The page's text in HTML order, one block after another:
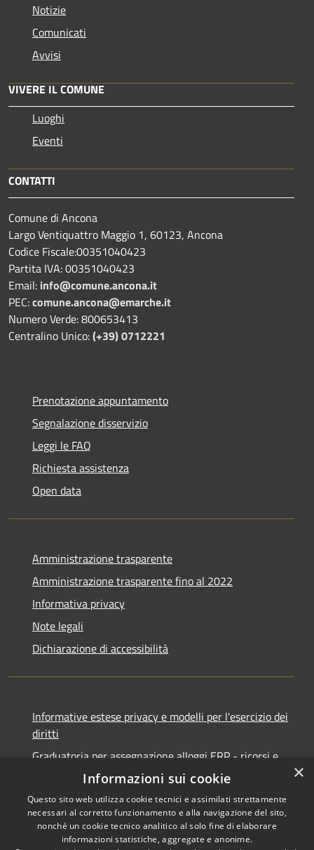
Notizie
Comunicati
Avvisi
VIVERE IL COMUNE
Luoghi
Eventi
CONTATTI
Comune di Ancona
Largo Ventiquattro Maggio 1, 60123, Ancona
Codice Fiscale:00351040423
Partita IVA: 00351040423
Email: info@comune.ancona.it
PEC:comune.ancona@emarche.it
Numero Verde: 800653413
Centralino Unico:(+39) 0712221
Prenotazione appuntamento
Segnalazione disservizio
Leggi le FAQ
Richiesta assistenza
Open data
Amministrazione trasparente
Amministrazione trasparente fino al 2022
Informativa privacy
Note legali
Dichiarazione di accessibilità
Informative estese privacy e modelli per l'esercizio dei
diritti
Graduatoria per assegnazione alloggi ERP - ricorsi e
Copyright © 2026 • Comune di
×
Informazioni sui cookie
Questo sito web utilizza cookie tecnici e assimilati strettamente
necessari al corretto funzionamento e alla navigazione del sito,
nonché un cookie tecnico analitico al solo fine di elaborare
informazioni statistiche, aggregate e anonime.